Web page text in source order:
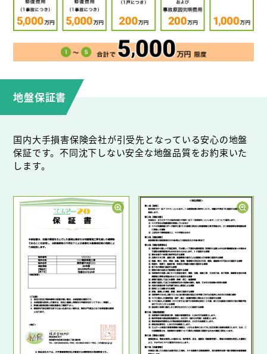
地盤保証書
国内大手損害保険会社が引受先となっている安心の地盤
保証です。不同沈下しない安全な地盤品質をお約束いた
します。